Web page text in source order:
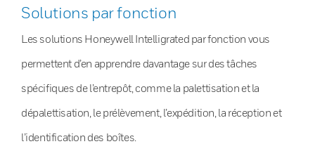
Solutions par fonction
Les solutions Honeywell Intelligrated par fonction vous
permettent d’en apprendre davantage sur des tâches
spécifiques de l’entrepôt, comme la palettisation et la
dépalettisation, le prélèvement, l’expédition, la réception et
l’identification des boîtes.